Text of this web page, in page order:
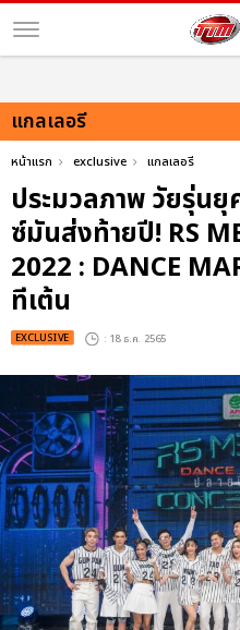
แกลเลอรี
หน้าแรก exclusive แกลเลอรี
ประมวลภาพ วัยรุ่น
ซ์มันส่งท้ายปี! RS
2022 : DANCE
ทีเต้น
EXCLUSIVE : 18 ธ.ค. 2565